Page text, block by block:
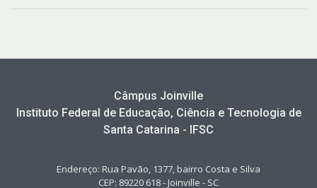
Câmpus Joinville
Instituto Federal de Educação, Ciência e Tecnologia de
Santa Catarina - IFSC
Endereço: Rua Pavão, 1377, bairro Costa e Silva
CEP: 89220 618 - Joinville - SC